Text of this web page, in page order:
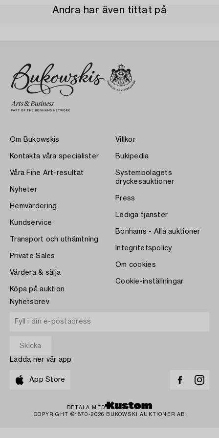
Andra har även tittat på
Om Bukowskis
Kontakta våra specialister
Våra Fine Art-resultat
Nyheter
Hemvärdering
Kundservice
Transport och uthämtning
Private Sales
Värdera & sälja
Köpa på auktion
Villkor
Bukipedia
Systembolagets
dryckesauktioner
Press
Lediga tjänster
Bonhams - Alla auktioner
Integritetspolicy
Om cookies
Cookie-inställningar
Nyhetsbrev
Ladda ner vår app
App Store
BETALA MED
COPYRIGHT ©1870-2026 BUKOWSKI AUKTIONER AB